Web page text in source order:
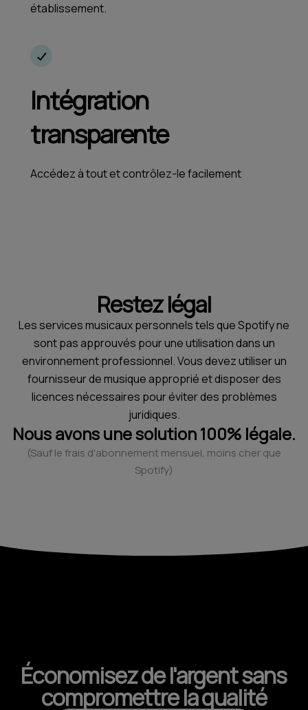
établissement.
Intégration
transparente
Accédez à tout et contrôlez-le facilement
Restez légal
Les services musicaux personnels tels que Spotify ne
sont pas approuvés pour une utilisation dans un
environnement professionnel. Vous devez utiliser un
fournisseur de musique approprié et disposer des
licences nécessaires pour éviter des problèmes
juridiques.
Nous avons une solution 100% légale.
(Sauf le frais d'abonnement mensuel, moins cher que
Spotify)
Économisez de l'argent sans
compromettre la qualité